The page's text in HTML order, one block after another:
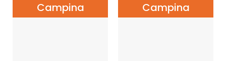
Campina Campina